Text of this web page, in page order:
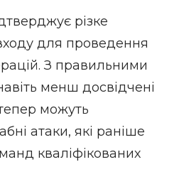
різке
для проведення
З правильними
менш досвідчені
можуть
атаки, які раніше
кваліфікованих